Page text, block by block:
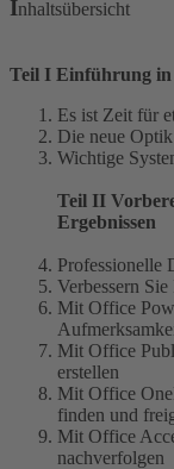
Inhaltsübersicht
Teil I Einführung in
Es ist Zeit für
Die neue Optik
Wichtige
Teil II
Ergebnissen
Professionelle
Verbessern
Mit Office
Mit Office
erstellen
Mit Office
finden und
Mit Office
nachverfolgen